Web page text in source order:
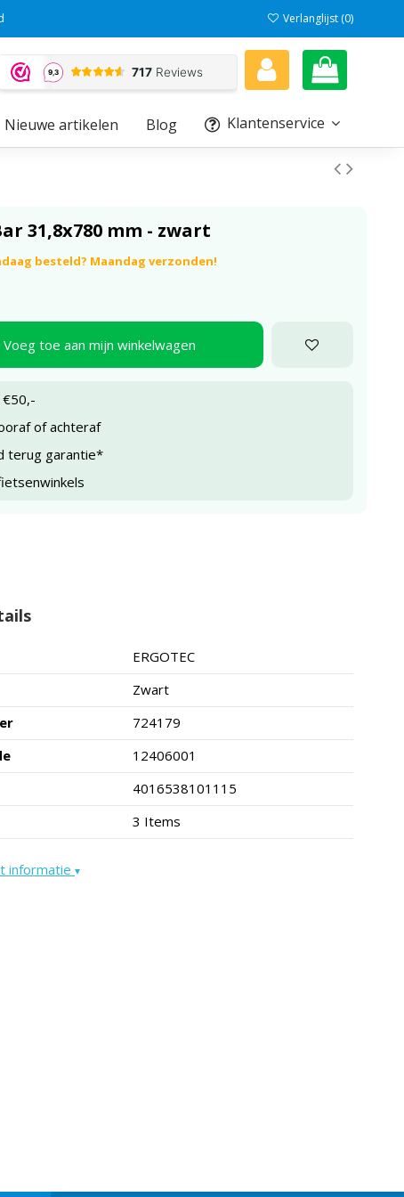
Verlanglijst (0)
Klantenservice
Blog
Nieuwe artikelen
31,8x780 mm - zwart
besteld? Maandag verzonden!
Voeg toe aan mijn winkelwagen
of achteraf
terug garantie*
ERGOTEC
Zwart
724179
12406001
4016538101115
3 Items
informatie ▾